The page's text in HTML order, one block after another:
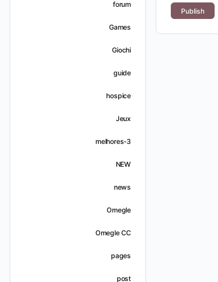
forum
Games
Giochi
guide
hospice
Jeux
melhores-3
NEW
news
Omegle
Omegle CC
pages
post